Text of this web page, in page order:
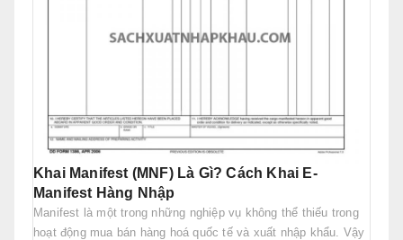
Khai Manifest (MNF) Là Gì? Cách Khai E-
Manifest Hàng Nhập
Manifest là một trong những nghiệp vụ không thể thiếu trong
hoạt động mua bán hàng hoá quốc tế và xuất nhập khẩu. Vậy